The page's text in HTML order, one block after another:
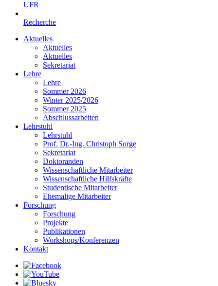
UFR
Recherche
Aktuelles
Aktuelles
Aktuelles
Sekretariat
Lehre
Lehre
Sommer 2026
Winter 2025/2026
Sommer 2025
Abschlussarbeiten
Lehrstuhl
Lehrstuhl
Prof. Dr.-Ing. Christoph Sorge
Sekretariat
Doktoranden
Wissenschaftliche Mitarbeiter
Wissenschaftliche Hilfskräfte
Studentische Mitarbeiter
Ehemalige Mitarbeiter
Forschung
Forschung
Projekte
Publikationen
Workshops/Konferenzen
Kontakt